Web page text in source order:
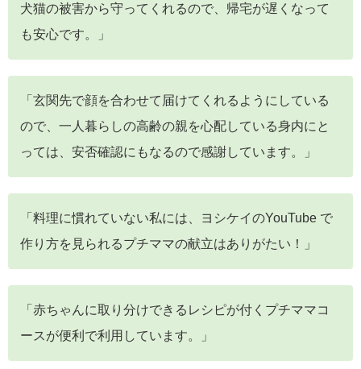
犬猫の被害から守ってくれるので、帰宅が遅くなって
も安心です。」
「玄関先で顔を合わせて届けてくれるようにしている
ので、一人暮らしの高齢の親を心配している身内にと
っては、安否確認にもなるので感謝しています。」
「料理に慣れていない私には、ヨシケイのYouTube で
作り方を見られるプチママの献立はありがたい！」
「赤ちゃんに取り分けできるレシピが付くプチママコ
ースが便利で利用しています。」